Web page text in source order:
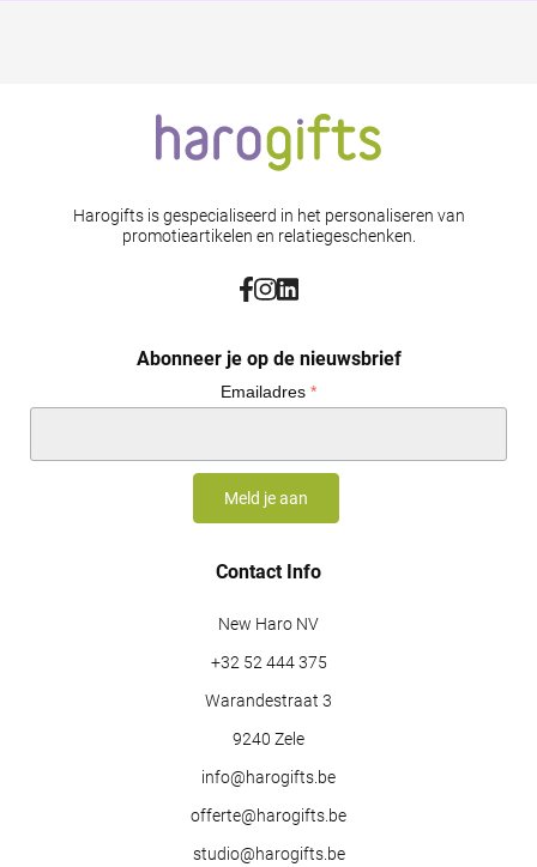
Harogifts is gespecialiseerd in het personaliseren van
promotieartikelen en relatiegeschenken.
Abonneer je op de nieuwsbrief
Emailadres *
Contact Info
New Haro NV
+32 52 444 375
Warandestraat 3
9240 Zele
info@harogifts.be
offerte@harogifts.be
studio@harogifts.be